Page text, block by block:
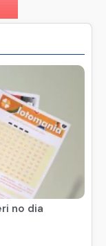
no dia